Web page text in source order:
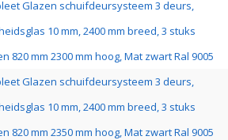
Glazen schuifdeursysteem 3 deurs,
10 mm, 2400 mm breed, 3 stuks
820 mm 2300 mm hoog, Mat zwart Ral 9005
Glazen schuifdeursysteem 3 deurs,
10 mm, 2400 mm breed, 3 stuks
820 mm 2350 mm hoog, Mat zwart Ral 9005